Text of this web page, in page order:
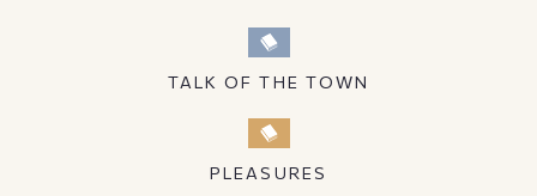
TALK OF THE TOWN
PLEASURES